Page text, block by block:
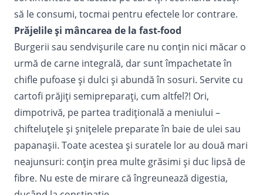
să le consumi, tocmai pentru efectele lor contrare.
Prăjelile și mâncarea de la fast-food
Burgerii sau sendvișurile care nu conțin nici măcar o
urmă de carne integrală, dar sunt împachetate în
chifle pufoase și dulci și abundă în sosuri. Servite cu
cartofi prăjiți semipreparați, cum altfel?! Ori,
dimpotrivă, pe partea tradițională a meniului –
chifteluțele și șnițelele preparate în baie de ulei sau
papanașii. Toate acestea și suratele lor au două mari
neajunsuri: conțin prea multe grăsimi și duc lipsă de
fibre. Nu este de mirare că îngreunează digestia,